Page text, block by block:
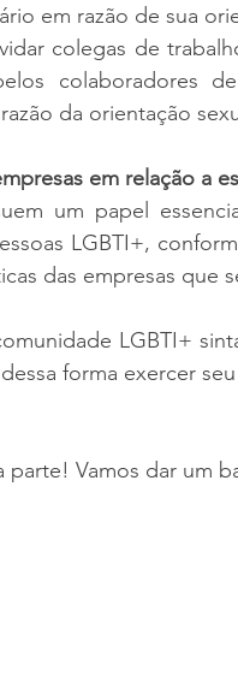
em razão de sua
colegas de
colaboradores
da orientação
em relação a
um papel
LGBTI+,
das empresas que
LGBTI+
forma exercer
parte! Vamos dar um